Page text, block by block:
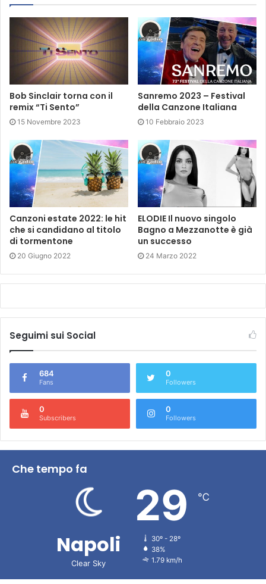
Tags earone elodie the kolors
Bob Sinclair torna con il
remix “Ti Sento”
15 Novembre 2023
Sanremo 2023 – Festival
della Canzone Italiana
10 Febbraio 2023
Canzoni estate 2022: le hit
che si candidano al titolo
di tormentone
20 Giugno 2022
ELODIE Il nuovo singolo
Bagno a Mezzanotte è già
un successo
24 Marzo 2022
Seguimi sui Social
684
Fans
0
Followers
0
Subscribers
0
Followers
Che tempo fa
Napoli
Clear Sky
29 ℃
30º - 28º
38%
1.79 km/h